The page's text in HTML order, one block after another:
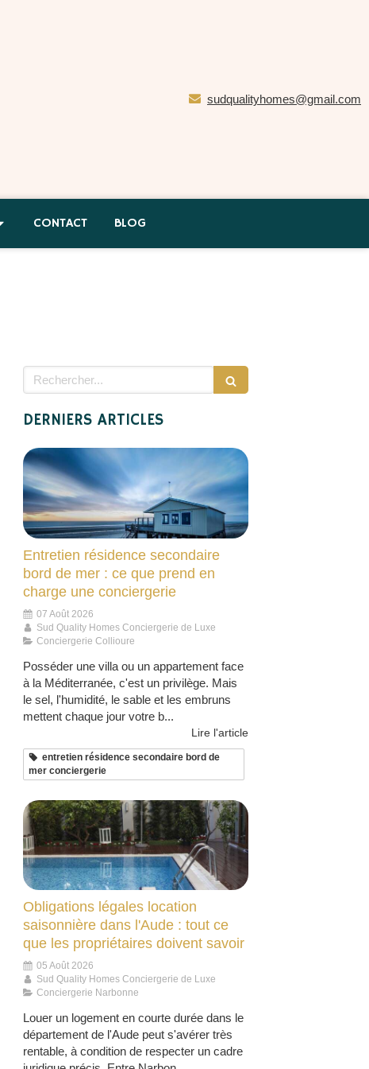
sudqualityhomes@gmail.com
CONTACT BLOG
Rechercher
DERNIERS ARTICLES
Entretien résidence secondaire
bord de mer : ce que prend en
charge une conciergerie
07 Août 2026
Sud Quality Homes Conciergerie de Luxe
Conciergerie Collioure
Posséder une villa ou un appartement face
à la Méditerranée, c'est un privilège. Mais
le sel, l'humidité, le sable et les embruns
mettent chaque jour votre b...
Lire l'article
entretien résidence secondaire bord de
mer conciergerie
Obligations légales location
saisonnière dans l'Aude : tout ce
que les propriétaires doivent savoir
05 Août 2026
Sud Quality Homes Conciergerie de Luxe
Conciergerie Narbonne
Louer un logement en courte durée dans le
département de l'Aude peut s'avérer très
rentable, à condition de respecter un cadre